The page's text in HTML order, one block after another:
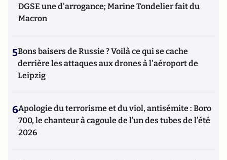
DGSE une d'arrogance; Marine Tondelier fait du
Macron
5Bons baisers de Russie ? Voilà ce qui se cache
derrière les attaques aux drones à l'aéroport de
Leipzig
6Apologie du terrorisme et du viol, antisémite : Boro
700, le chanteur à cagoule de l’un des tubes de l’été
2026